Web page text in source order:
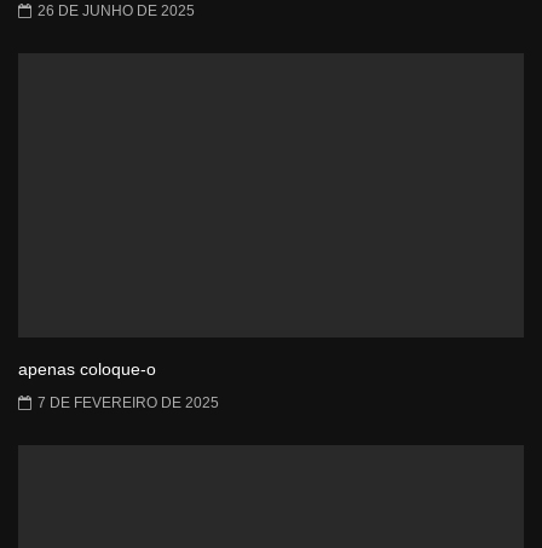
26 DE JUNHO DE 2025
apenas coloque-o
7 DE FEVEREIRO DE 2025